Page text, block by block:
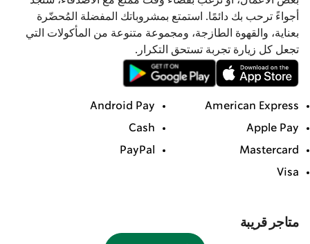
أجواءً ترحب بك دائمًا. استمتع بمشروباتك المفضلة المُحضّرة
بعناية، والقهوة الطازجة، ومجموعة متنوعة من المأكولات التي
تجعل كل زيارة تجربة تستحق التكرار.
American Express
Android Pay
Apple Pay
Cash
Mastercard
PayPal
Visa
متاجر قريبة